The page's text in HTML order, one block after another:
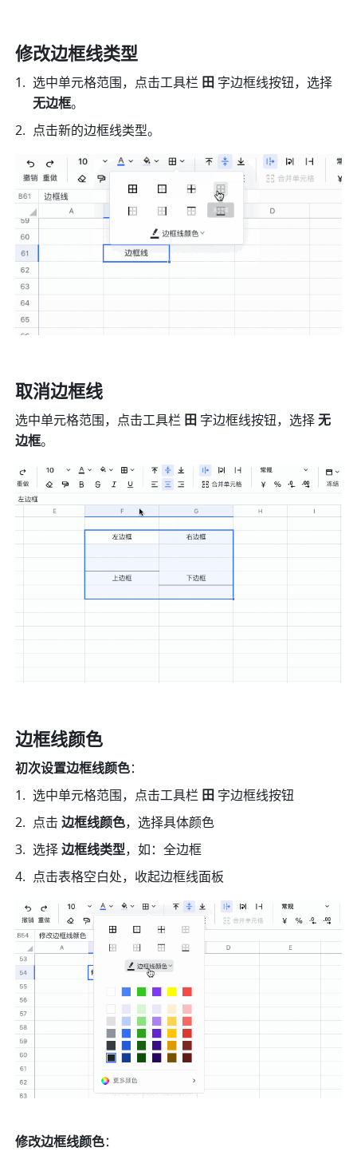
修改边框线类型
选中单元格范围，点击工具栏 田
无边框。
点击新的边框线类型。
取消边框线
选中单元格范围，点击工具栏 田 字边框线按钮，选择 无
边框。
边框线颜色
初次设置边框线颜色：
选中单元格范围，点击工具栏 田 字边框线按钮
点击 边框线颜色，选择具体颜色
选择 边框线类型，如：全边框
点击表格空白处，收起边框线面板
修改边框线颜色：